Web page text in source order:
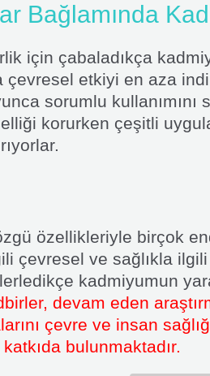
Bağlamında
için çabaladıkça
etkiyi en aza
sorumlu kullanımını
korurken çeşitli
özellikleriyle birçok
çevresel ve sağlıkla
kadmiyumun
devam eden
çevre ve insan
bulunmaktadır.